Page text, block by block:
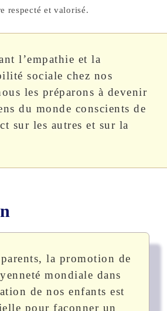
respecté et valorisé.
l’empathie et la
sociale chez nos
les préparons à devenir
du monde conscients de
sur les autres et sur la
la promotion de
mondiale dans
de nos enfants est
pour façonner un